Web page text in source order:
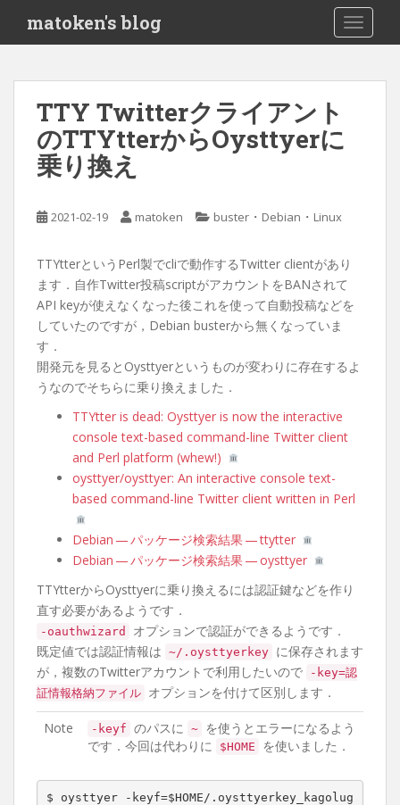
i
matoken's blog
TTY Twitterクライアント
のTTYtterからOysttyerに
乗り換え
2021-02-19 matoken buster ・ Debian ・ Linux
TTYtterというPerl製でcliで動作するTwitter clientがあり
ます．自作Twitter投稿scriptがアカウントをBANされて
API keyが使えなくなった後これを使って自動投稿などを
していたのですが，Debian busterから無くなっていま
す．
開発元を見るとOysttyerというものが変わりに存在するよ
うなのでそちらに乗り換えました．
TTYtter is dead: Oysttyer is now the interactive
console text-based command-line Twitter client
and Perl platform (whew!)
oysttyer/oysttyer: An interactive console text-
based command-line Twitter client written in Perl
Debian — パッケージ検索結果 — ttytter
Debian — パッケージ検索結果 — oysttyer
TTYtterからOysttyerに乗り換えるには認証鍵などを作り
直す必要があるようです．
-oauthwizard
オプションで認証ができるようです．
既定値では認証情報は ~/.oysttyerkey に保存されます
が，複数のTwitterアカウントで利用したいので
-key=認
証情報格納ファイル オプションを付けて区別します．
Note -keyf のパスに ~ を使うとエラーになるよう
です．今回は代わりに
$HOME を使いました．
$ oysttyer -keyf=$HOME/.oysttyerkey_kagolug